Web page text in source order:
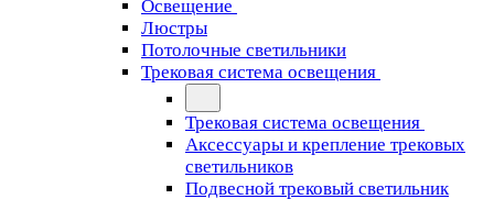
Освещение
Люстры
Потолочные светильники
Трековая система освещения
Трековая система освещения
Аксессуары и крепление трековых
светильников
Подвесной трековый светильник